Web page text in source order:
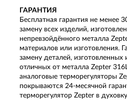
ГАРАНТИЯ
Бесплатная гарантия не менее
замену всех изделий,
непревзойдённого металла
материалов или изготовления.
замену деталей, изготовленных
отличных от металла Zepter
аналоговые терморегуляторы
покрываются 24-месячной
терморегулятор Zepter в